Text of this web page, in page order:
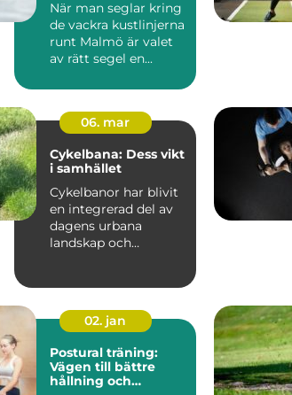
När man seglar kring
de vackra kustlinjerna
runt Malmö är valet
av rätt segel en...
06. mar
Cykelbana: Dess vikt
i samhället
Cykelbanor har blivit
en integrerad del av
dagens urbana
landskap och
02. jan
Postural träning:
Vägen till bättre
hållning och